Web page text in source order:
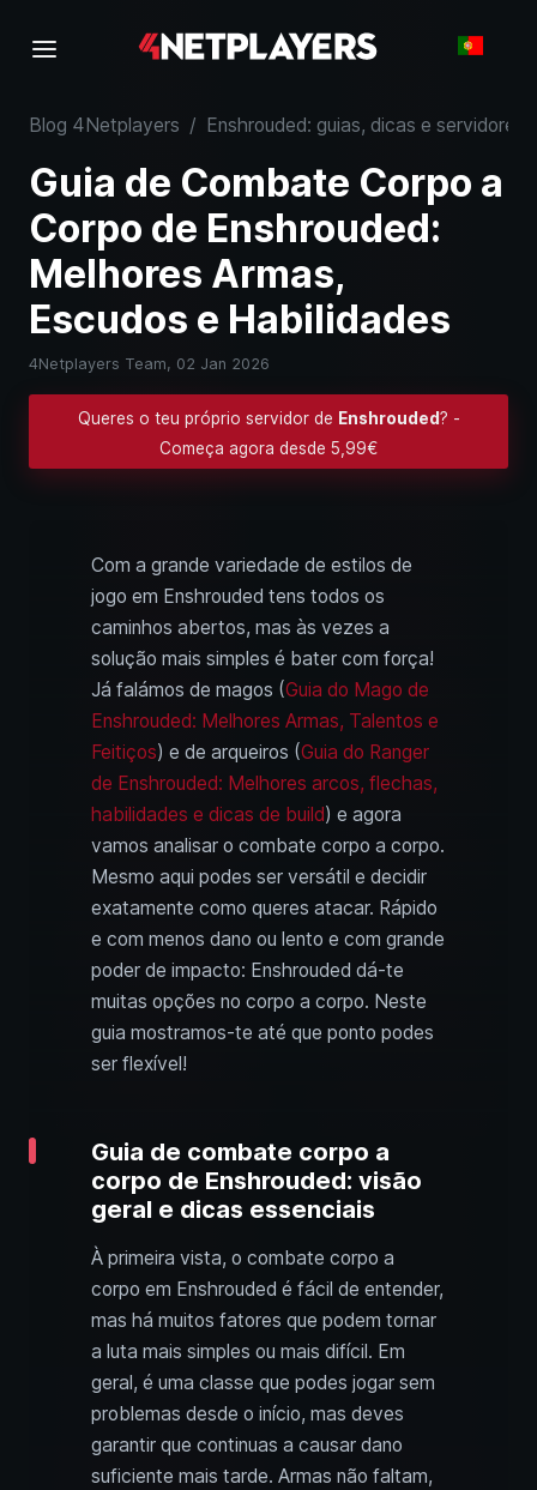
Blog 4Netplayers / Enshrouded: guias, dicas e servidores
Guia de Combate Corpo a
Corpo de Enshrouded:
Melhores Armas,
Escudos e Habilidades
4Netplayers Team, 02 Jan 2026
Queres o teu próprio servidor de Enshrouded? -
Começa agora desde 5,99€
Com a grande variedade de estilos de
jogo em Enshrouded tens todos os
caminhos abertos, mas às vezes a
solução mais simples é bater com força!
Já falámos de magos (Guia do Mago de
Enshrouded: Melhores Armas, Talentos e
Feitiços) e de arqueiros (Guia do Ranger
de Enshrouded: Melhores arcos, flechas,
habilidades e dicas de build) e agora
vamos analisar o combate corpo a corpo.
Mesmo aqui podes ser versátil e decidir
exatamente como queres atacar. Rápido
e com menos dano ou lento e com grande
poder de impacto: Enshrouded dá-te
muitas opções no corpo a corpo. Neste
guia mostramos-te até que ponto podes
ser flexível!
Guia de combate corpo a
corpo de Enshrouded: visão
geral e dicas essenciais
À primeira vista, o combate corpo a
corpo em Enshrouded é fácil de entender,
mas há muitos fatores que podem tornar
a luta mais simples ou mais difícil. Em
geral, é uma classe que podes jogar sem
problemas desde o início, mas deves
garantir que continuas a causar dano
suficiente mais tarde. Armas não faltam,